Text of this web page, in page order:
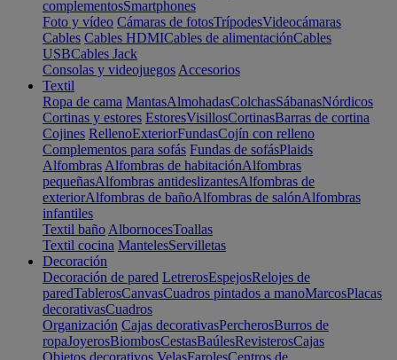
complementosSmartphones
Foto y vídeo Cámaras de fotosTrípodesVideocámaras
Cables Cables HDMICables de alimentaciónCables
USBCables Jack
Consolas y videojuegos Accesorios
Textil
Ropa de cama MantasAlmohadasColchasSábanasNórdicos
Cortinas y estores EstoresVisillosCortinasBarras de cortina
Cojines RellenoExteriorFundasCojín con relleno
Complementos para sofás Fundas de sofásPlaids
Alfombras Alfombras de habitaciónAlfombras
pequeñasAlfombras antideslizantesAlfombras de
exteriorAlfombras de bañoAlfombras de salónAlfombras
infantiles
Textil baño AlbornocesToallas
Textil cocina MantelesServilletas
Decoración
Decoración de pared LetrerosEspejosRelojes de
paredTablerosCanvasCuadros pintados a manoMarcosPlacas
decorativasCuadros
Organización Cajas decorativasPercherosBurros de
ropaJoyerosBiombosCestasBaúlesRevisterosCajas
Objetos decorativos VelasFarolesCentros de